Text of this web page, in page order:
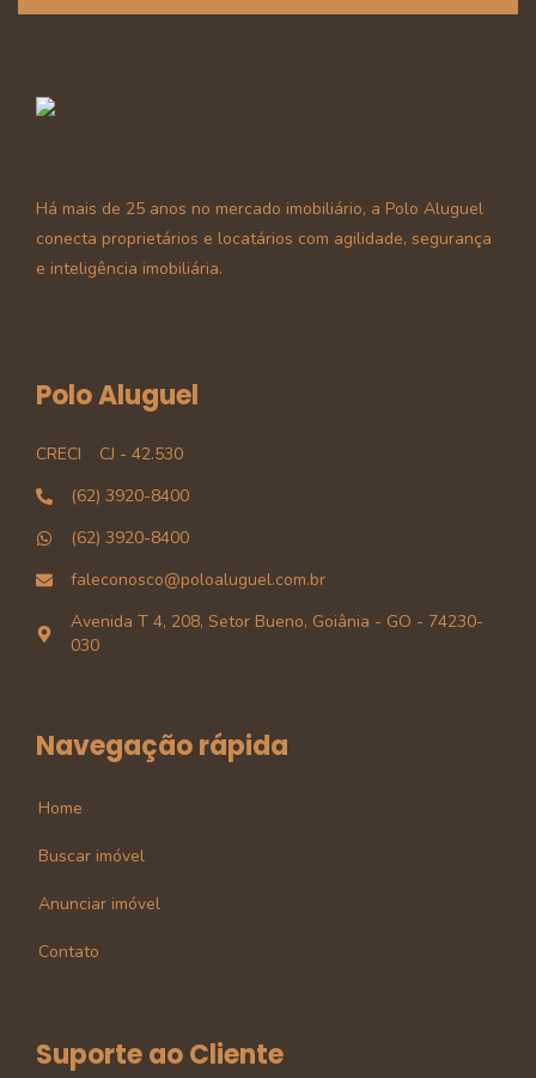
Há mais de 25 anos no mercado imobiliário, a Polo Aluguel
conecta proprietários e locatários com agilidade, segurança
e inteligência imobiliária.
Polo Aluguel
CRECI
CJ - 42.530
(62) 3920-8400
(62) 3920-8400
faleconosco@poloaluguel.com.br
Avenida T 4, 208, Setor Bueno, Goiânia - GO - 74230-
030
Navegação rápida
Home
Buscar imóvel
Anunciar imóvel
Contato
Suporte ao Cliente